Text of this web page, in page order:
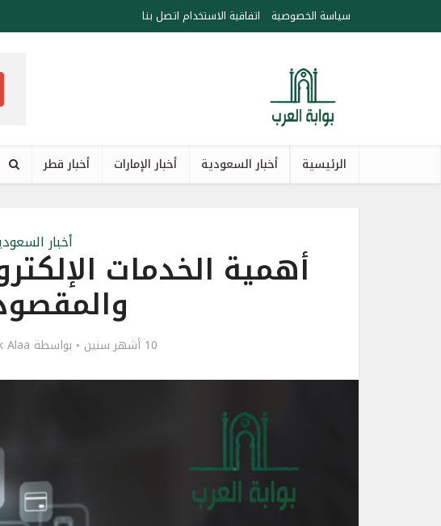
سياسة الخصوصية اتفاقية الاستخدام اتصل بنا
الرئيسية أخبار السعودية أخبار الإمارات أخبار قطر
أخبار
أهمية الخدمات
10 أشهر سنين بواسطة Alaa